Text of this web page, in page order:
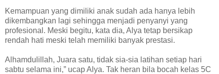
Kemampuan yang dimiliki anak sudah ada hanya lebih
dikembangkan lagi sehingga menjadi penyanyi yang
profesional. Meski begitu, kata dia, Alya tetap bersikap
rendah hati meski telah memiliki banyak prestasi.
Alhamdulillah, Juara satu, tidak sia-sia latihan setiap hari
sabtu selama ini,” ucap Alya. Tak heran bila bocah kelas 5C